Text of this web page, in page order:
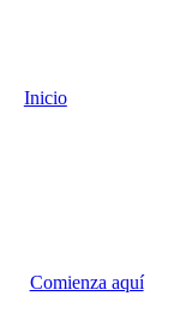
Inicio
Comienza aquí